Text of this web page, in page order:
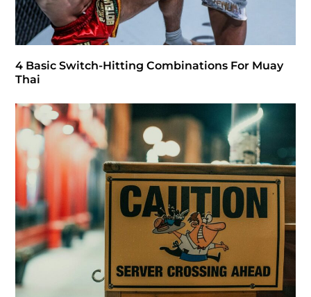
4 Basic Switch-Hitting Combinations For Muay
Thai